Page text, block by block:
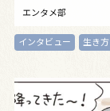
エンタメ部
インタビュー 生き方